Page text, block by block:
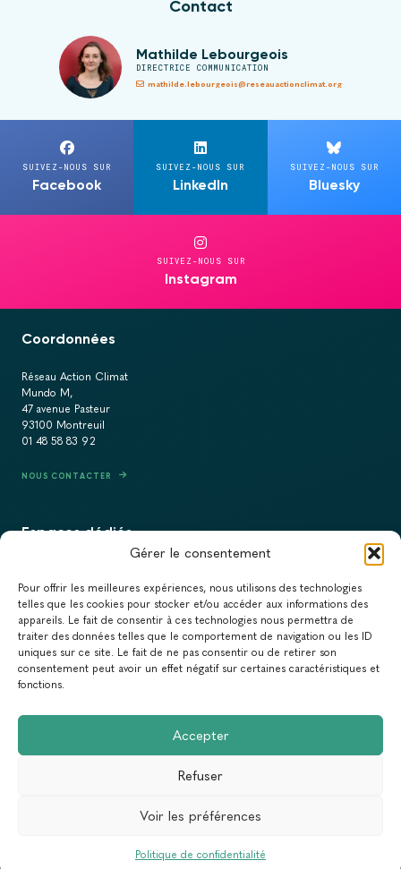
Gérer le consentement
Pour offrir les meilleures expériences, nous utilisons des technologies
telles que les cookies pour stocker et/ou accéder aux informations des
appareils. Le fait de consentir à ces technologies nous permettra de
traiter des données telles que le comportement de navigation ou les ID
uniques sur ce site. Le fait de ne pas consentir ou de retirer son
consentement peut avoir un effet négatif sur certaines caractéristiques et
fonctions.
Accepter
Refuser
Voir les préférences
Politique de confidentialité
Contact
Mathilde Lebourgeois
DIRECTRICE COMMUNICATION
mathilde.lebourgeois@reseauactionclimat.org
SUIVEZ-NOUS SUR
Facebook
SUIVEZ-NOUS SUR
LinkedIn
SUIVEZ-NOUS SUR
Bluesky
SUIVEZ-NOUS SUR
Instagram
Coordonnées
Réseau Action Climat
Mundo M,
47 avenue Pasteur
93100 Montreuil
01 48 58 83 92
NOUS CONTACTER
Espaces dédiés
RECRUTEMENT
ACTUALITÉS
NEWSLETTER
Newsletter
Abonnez-vous à la newsletter du Réseau Action Climat.
POLITIQUE DE CONFIDENTIALITÉ